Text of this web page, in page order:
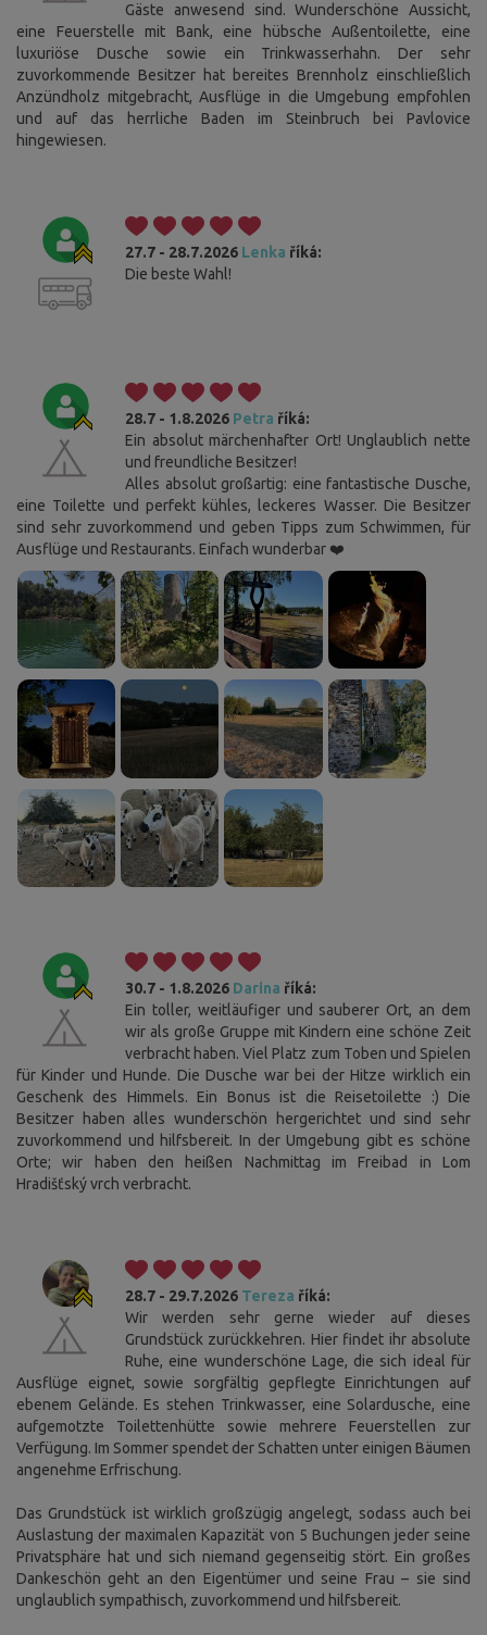
Gäste anwesend sind. Wunderschöne Aussicht,
eine Feuerstelle mit Bank, eine hübsche Außentoilette, eine
luxuriöse Dusche sowie ein Trinkwasserhahn. Der sehr
zuvorkommende Besitzer hat bereites Brennholz einschließlich
Anzündholz mitgebracht, Ausflüge in die Umgebung empfohlen
und auf das herrliche Baden im Steinbruch bei Pavlovice
hingewiesen.
27.7 - 28.7.2026 Lenka říká:
Die beste Wahl!
28.7 - 1.8.2026 Petra říká:
Ein absolut märchenhafter Ort! Unglaublich nette
und freundliche Besitzer!
Alles absolut großartig: eine fantastische Dusche,
eine Toilette und perfekt kühles, leckeres Wasser. Die Besitzer
sind sehr zuvorkommend und geben Tipps zum Schwimmen, für
Ausflüge und Restaurants. Einfach wunderbar ❤️
30.7 - 1.8.2026 Darina říká:
Ein toller, weitläufiger und sauberer Ort, an dem
wir als große Gruppe mit Kindern eine schöne Zeit
verbracht haben. Viel Platz zum Toben und Spielen
für Kinder und Hunde. Die Dusche war bei der Hitze wirklich ein
Geschenk des Himmels. Ein Bonus ist die Reisetoilette :) Die
Besitzer haben alles wunderschön hergerichtet und sind sehr
zuvorkommend und hilfsbereit. In der Umgebung gibt es schöne
Orte; wir haben den heißen Nachmittag im Freibad in Lom
Hradišťský vrch verbracht.
28.7 - 29.7.2026 Tereza říká:
Wir werden sehr gerne wieder auf dieses
Grundstück zurückkehren. Hier findet ihr absolute
Ruhe, eine wunderschöne Lage, die sich ideal für
Ausflüge eignet, sowie sorgfältig gepflegte Einrichtungen auf
ebenem Gelände. Es stehen Trinkwasser, eine Solardusche, eine
aufgemotzte Toilettenhütte sowie mehrere Feuerstellen zur
Verfügung. Im Sommer spendet der Schatten unter einigen Bäumen
angenehme Erfrischung.
Das Grundstück ist wirklich großzügig angelegt, sodass auch bei
Auslastung der maximalen Kapazität von 5 Buchungen jeder seine
Privatsphäre hat und sich niemand gegenseitig stört. Ein großes
Dankeschön geht an den Eigentümer und seine Frau – sie sind
unglaublich sympathisch, zuvorkommend und hilfsbereit.